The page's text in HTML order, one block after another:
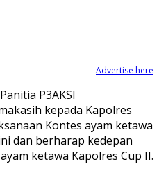
Advertise here
P3AKSI
kepada Kapolres
Kontes ayam ketawa
dan berharap kedepan
ketawa Kapolres Cup II.